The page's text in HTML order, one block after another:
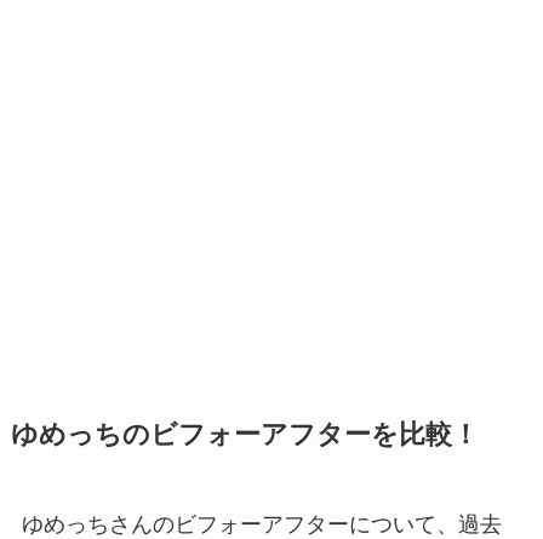
ゆめっちのビフォーアフターを比較！
ゆめっちさんのビフォーアフターについて、過去